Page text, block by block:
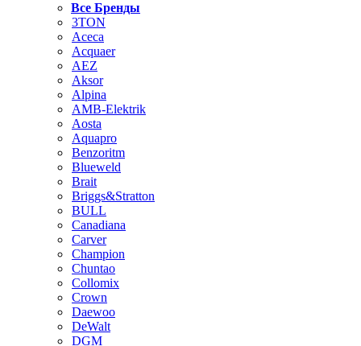
Все Бренды
3TON
Aceca
Acquaer
AEZ
Aksor
Alpina
AMB-Elektrik
Aosta
Aquapro
Benzoritm
Blueweld
Brait
Briggs&Stratton
BULL
Canadiana
Carver
Champion
Chuntao
Collomix
Crown
Daewoo
DeWalt
DGM